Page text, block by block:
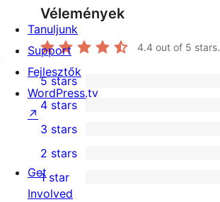
Vélemények
4.4 out of 5 stars.
7
5-
star
reviews
5 stars
4-
star
review
4 stars
0
3-
star
3 stars
2-
2 stars
1 star
Tanuljunk
Support
Fejlesztők
WordPress.tv
↗
Get
Involved